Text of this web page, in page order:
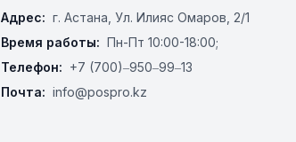
Адрес: г. Астана, ​Ул. Илияс Омаров, 2/1
Время работы: Пн-Пт 10:00-18:00;
Телефон: +7 (700)‒950‒99‒13
Почта: info@pospro.kz